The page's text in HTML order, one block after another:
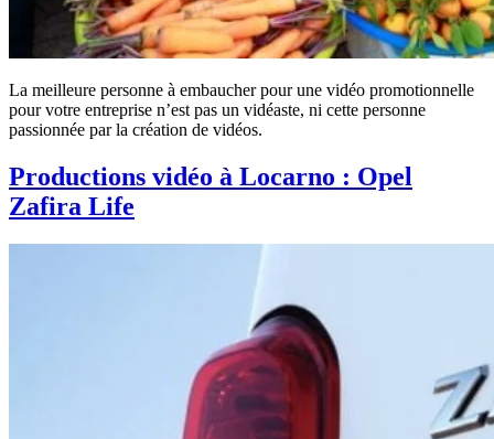
La meilleure personne à embaucher pour une vidéo promotionnelle
pour votre entreprise n’est pas un vidéaste, ni cette personne
passionnée par la création de vidéos.
Productions vidéo à Locarno : Opel
Zafira Life